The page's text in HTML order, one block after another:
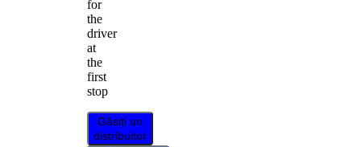
for
the
driver
at
the
first
stop
Găsiți un
distribuitor